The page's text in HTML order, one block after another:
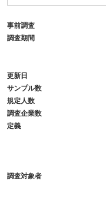
事前調査
調査期間
更新日
サンプル数
規定人数
調査企業数
定義
調査対象者